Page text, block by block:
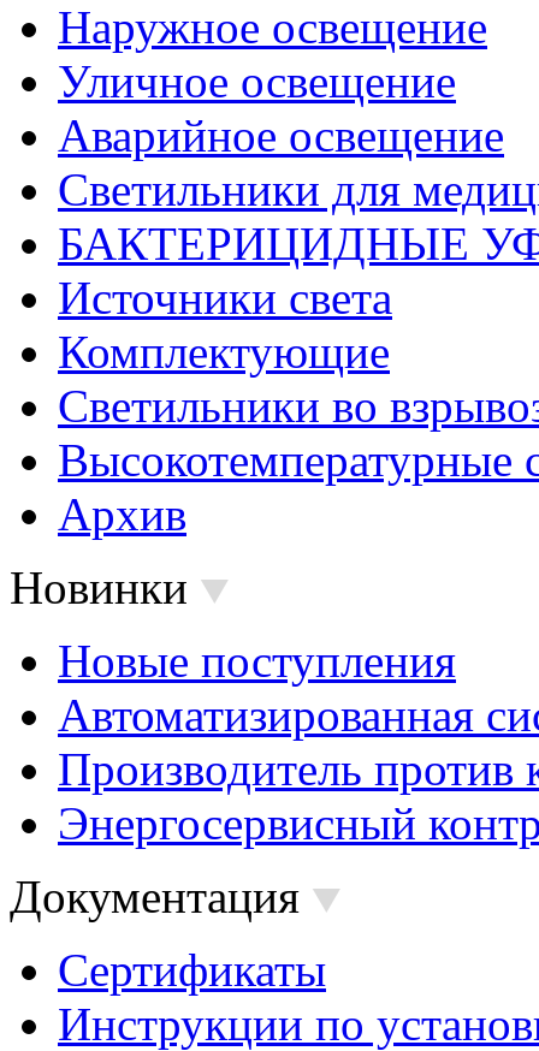
Наружное освещение
Уличное освещение
Аварийное освещение
Светильники для
БАКТЕРИЦИДНЫЕ
Источники света
Комплектующие
Светильники во
Высокотемпературные
Архив
Новинки
Новые поступления
Автоматизированная
Производитель против
Энергосервисный
Документация
Сертификаты
Инструкции по